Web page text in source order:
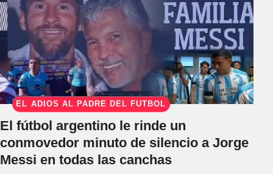
EL ADIÓS AL PADRE DEL FÚTBOL
El fútbol argentino le rinde un
conmovedor minuto de silencio a Jorge
Messi en todas las canchas